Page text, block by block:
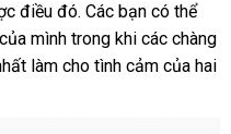
kiệm
cấp
giá
điều đóđặt
mua
. Các bạn qua
app
có thể
đổi
trả
của mình trong khi kiểm
tra
các chàng
làm cho tình cảm giá
của hai